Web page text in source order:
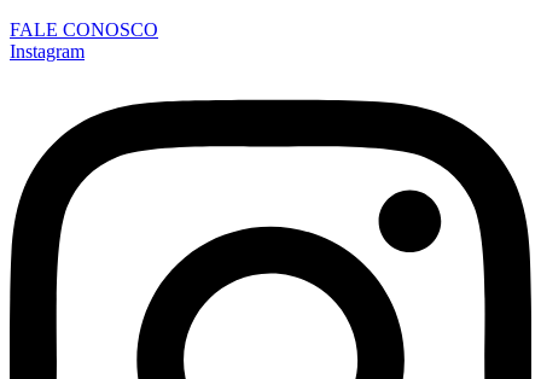
FALE CONOSCO
Instagram